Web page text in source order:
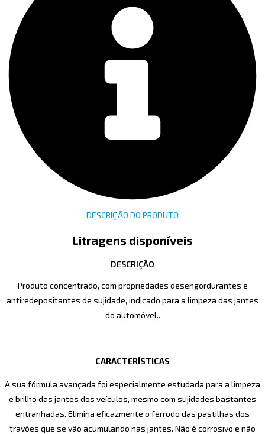
DESCRIÇÃO DO PRODUTO
Litragens disponíveis
DESCRIÇÃO
Produto concentrado, com propriedades desengordurantes e
antiredepositantes de sujidade, indicado para a limpeza das jantes
do automóvel..
CARACTERÍSTICAS
A sua fórmula avançada foi especialmente estudada para a limpeza
e brilho das jantes dos veículos, mesmo com sujidades bastantes
entranhadas. Elimina eficazmente o ferrodo das pastilhas dos
travões que se vão acumulando nas jantes. Não é corrosivo e não